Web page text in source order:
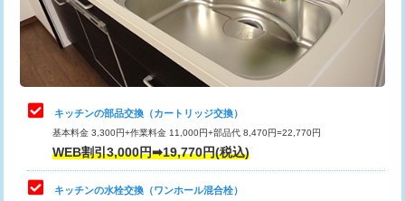
め込み）)
給水管工事※（土の掘削・埋め戻し作
11,000円
給水管工事※（塩ビ管（VP・HI）使
用/3ｍまで)
給水管工事※（塩ビ管（VP・HI）使
用（追加）/3ｍ超え)
止水・漏水調査・防水処理・清掃・修
理・調整・分解・加工など（軽作業）
11,000円
止水・漏水調査・防水処理・清掃・修
理・調整・分解・加工など（中作業）
22,000円
止水・漏水調査・防水処理・清掃・修
理・調整・分解・加工など（重作業）
33,000円
お風呂タンク脱着
キッチンの部品交換（カートリッジ交換）
基本料金 3,300円+作業料金 11,000円+部品代 8,470円=22,770円
WEB割引3,000円➡19,770円(税込)
キッチンの水栓交換（ワンホール混合栓）